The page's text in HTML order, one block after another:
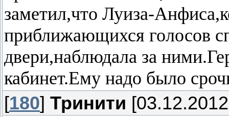
заметил,что Луиза-
приближающихся голосов
двери,наблюдала за
кабинет.Ему надо было
[180] Тринити